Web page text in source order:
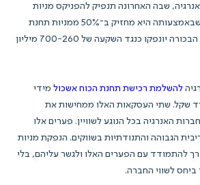
שבה האחרונה תנפיק להפניקס מניות
בכורה בחברה־בת שלה, שבאמצעותה היא מחזיק ב־50% ממניות תחנת
הכוח דליה אנרגיה. מניות הבכורה יונפקו כנגד השקעה של 700-260 מיליון
להשלמת רכישת תחנת הכוח אשכול מידי
9 מיליארד שקל. שתי העסקאות האלו ממחישות את
האנרגיה בכל הנוגע לשוויין. פערים אלו
הגבוהה והתנודתיות בשווקים. הנפקת מניות
להתמודד עם הפערים האלו ולגשר עליהם, בלי
ביחס לשווי החברה.